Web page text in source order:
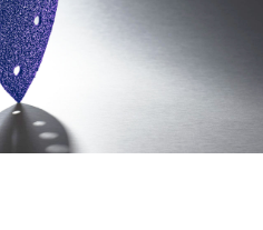
KA186, KA186E
LRS 93 M, RS 3, RS 3 E,
3 E-STF, RS 300, RS 300
3-SFE, RS 3-STF, RS 4 E-